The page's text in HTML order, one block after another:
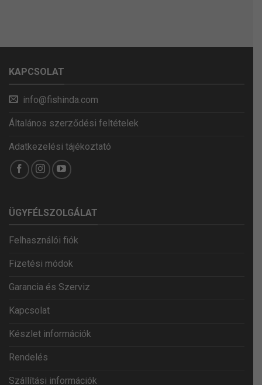
KAPCSOLAT
info@fishinda.com
Általános szerződési feltételek
Adatkezelési tájékoztató
ÜGYFÉLSZOLGÁLAT
Felhasználói fiók
Fizetési módok
Garancia és Szerviz
Kapcsolat
Készlet információk
Rendelés
Szállítási információk